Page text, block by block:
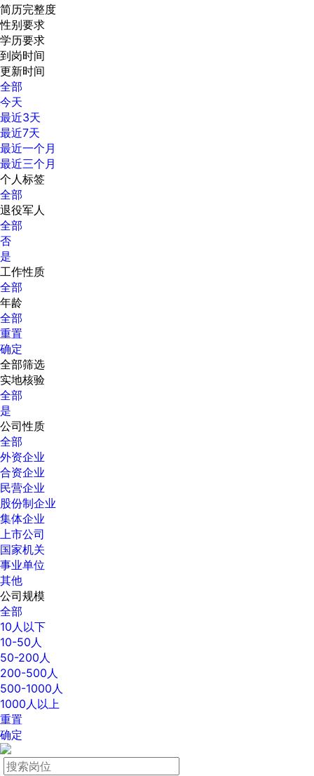
简历完整度
性别要求
学历要求
到岗时间
更新时间
全部
今天
最近3天
最近7天
最近一个月
最近三个月
个人标签
全部
退役军人
全部
否
是
工作性质
全部
年龄
全部
重置
确定
全部筛选
实地核验
全部
是
公司性质
全部
外资企业
合资企业
民营企业
股份制企业
集体企业
上市公司
国家机关
事业单位
其他
公司规模
全部
10人以下
10-50人
50-200人
200-500人
500-1000人
1000人以上
重置
确定